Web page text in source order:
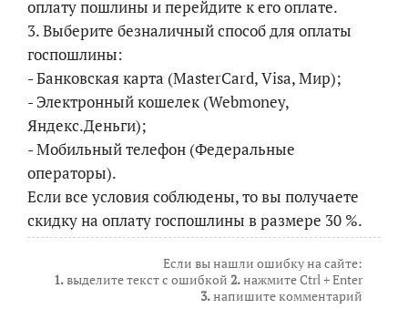
оплату пошлины и перейдите к его оплате.
3. Выберите безналичный способ для оплаты
госпошлины:
- Банковская карта (MasterСard, Visa, Мир);
- Электронный кошелек (Webmoney,
Яндекс.Деньги);
- Мобильный телефон (Федеральные
операторы).
Если все условия соблюдены, то вы получаете
скидку на оплату госпошлины в размере 30 %.
Если вы нашли ошибку на сайте:
1.выделите текст с ошибкой 2.нажмите Ctrl + Enter
3.напишите комментарий